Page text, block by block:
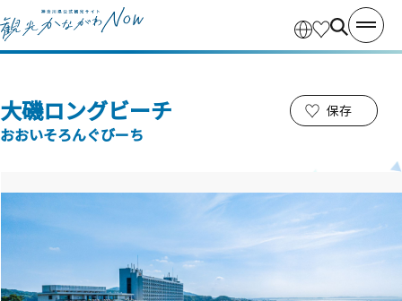
大磯ロングビーチ
おおいそろんぐびーち
保存